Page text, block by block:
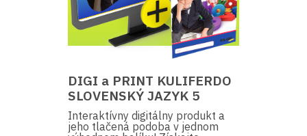
DIGI a PRINT KULIFERDO
SLOVENSKÝ JAZYK 5
Interaktívny digitálny produkt a
jeho tlačená podoba v jednom